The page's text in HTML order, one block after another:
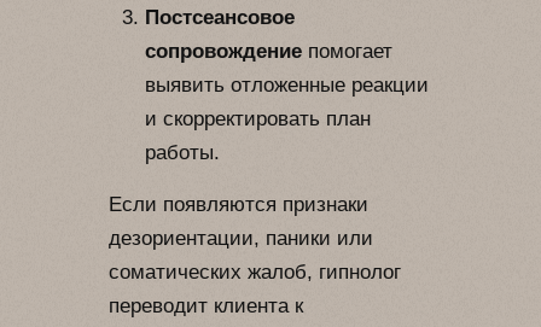
Постсеансовое
сопровождение помогает
выявить отложенные реакции
и скорректировать план
работы.
Если появляются признаки
дезориентации, паники или
соматических жалоб, гипнолог
переводит клиента к